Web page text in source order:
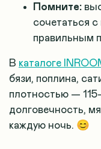
Помните:
сочетаться
правильным
В каталоге
бязи, поплина,
плотностью —
долговечность,
каждую ночь. 😊